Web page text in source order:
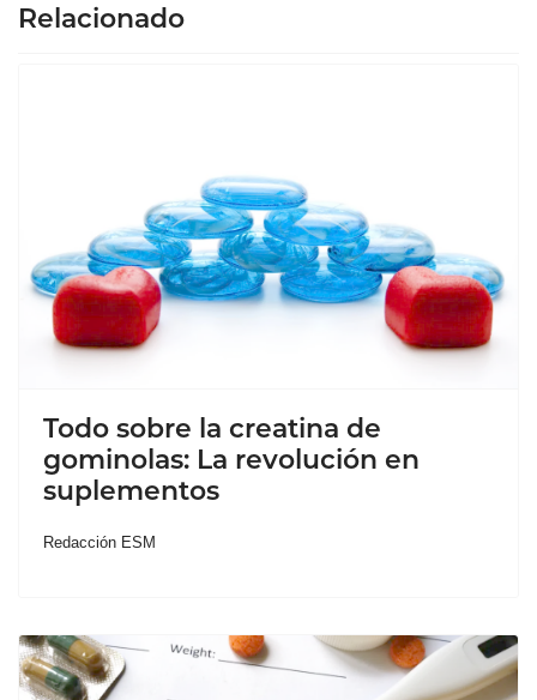
Relacionado
Todo sobre la creatina de
gominolas: La revolución en
suplementos
Redacción ESM